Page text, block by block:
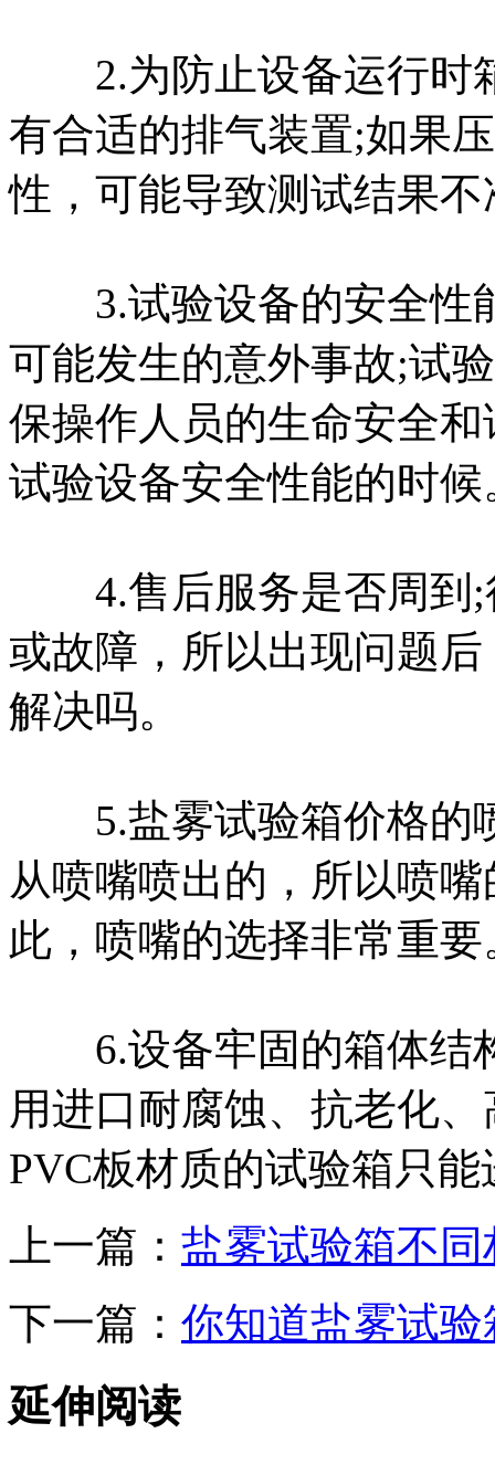
2.为防止设备运行时
有合适的排气装置;如果
性，可能导致测试结果不
3.试验设备的安全性
可能发生的意外事故;试
保操作人员的生命安全
试验设备安全性能的时候
4.售后服务是否周到;
或故障，所以出现问题
解决吗。
5.盐雾试验箱价格的
从喷嘴喷出的，所以喷
此，喷嘴的选择非常重要
6.设备牢固的箱体结
用进口耐腐蚀、抗老化
PVC板材质的试验箱只
上一篇： 盐雾试验箱不
下一篇： 你知道盐雾试
延伸阅读